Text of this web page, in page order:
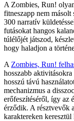
A Zombies, Run!
fitneszapp nem másolt
300 narratív
futásokat hangos
túlélőjét játszod,
hogy haladjon a
A Zombies, Run!
hosszabb
hosszú távú
mechanizmus a
erőfeszítéséről, így az
érződik. A résztvevők
karaktereken